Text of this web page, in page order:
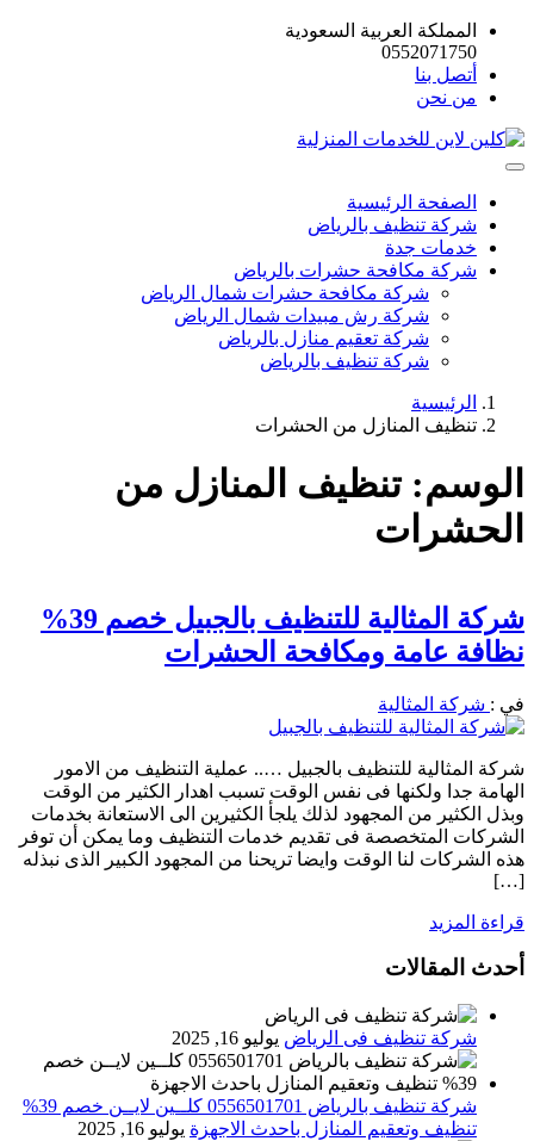
المملكة العربية السعودية
0552071750
أتصل بنا
من نحن
الصفحة الرئيسية
شركة تنظيف بالرياض
خدمات جدة
شركة مكافحة حشرات بالرياض
شركة مكافحة حشرات شمال الرياض
شركة رش مبيدات شمال الرياض
شركة تعقيم منازل بالرياض
شركة تنظيف بالرياض
الرئيسية
تنظيف المنازل من الحشرات
الوسم:تنظيف المنازل من
الحشرات
شركة المثالية للتنظيف بالجبيل خصم 39%
نظافة عامة ومكافحة الحشرات
في : شركة المثالية
شركة المثالية للتنظيف بالجبيل ….. عملية التنظيف من الامور
الهامة جدا ولكنها فى نفس الوقت تسبب اهدار الكثير من الوقت
وبذل الكثير من المجهود لذلك يلجأ الكثيرين الى الاستعانة بخدمات
الشركات المتخصصة فى تقديم خدمات التنظيف وما يمكن أن توفر
هذه الشركات لنا الوقت وايضا تريحنا من المجهود الكبير الذى نبذله
[…]
قراءة المزيد
أحدث المقالات
شركة تنظيف فى الرياض يوليو 16, 2025
شركة تنظيف بالرياض 0556501701 كلــين لايــن خصم 39%
تنظيف وتعقيم المنازل باحدث الاجهزة يوليو 16, 2025